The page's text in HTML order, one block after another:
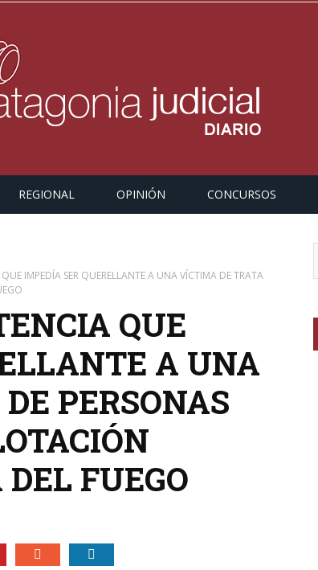
REGIONAL OPINIÓN CONCURSOS
IMPEDÍA SER QUERELLANTE A UNA VÍCTIMA DE TRATA
QUE
A UNA
PERSONAS
FUEGO